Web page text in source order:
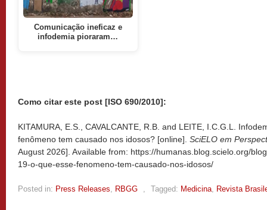
Comunicação ineficaz e
infodemia pioraram…
Como citar este post [ISO 690/2010]:
KITAMURA, E.S., CAVALCANTE, R.B. and LEITE, I.C.G.L.
fenômeno tem causado nos idosos? [online]. SciELO em
August 2026]. Available from: https://humanas.blog.scielo.org/
19-o-que-esse-fenomeno-tem-causado-nos-idosos/
Posted in: Press Releases, RBGG , Tagged: Medicina, Revista